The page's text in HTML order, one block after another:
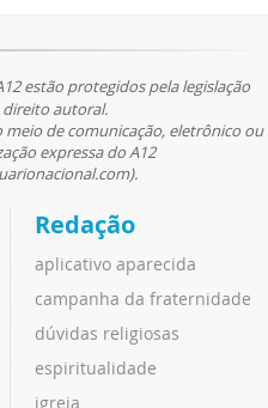
estão protegidos pela legislação
autoral.
de comunicação, eletrônico ou
expressa do A12
Redação
aplicativo aparecida
campanha da fraternidade
dúvidas religiosas
espiritualidade
igreja